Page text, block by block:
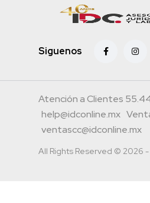
Siguenos
Atención a Clientes
help@idconline.mx
ventascc@idconline.mx
All Rights Reserved © 2026 -